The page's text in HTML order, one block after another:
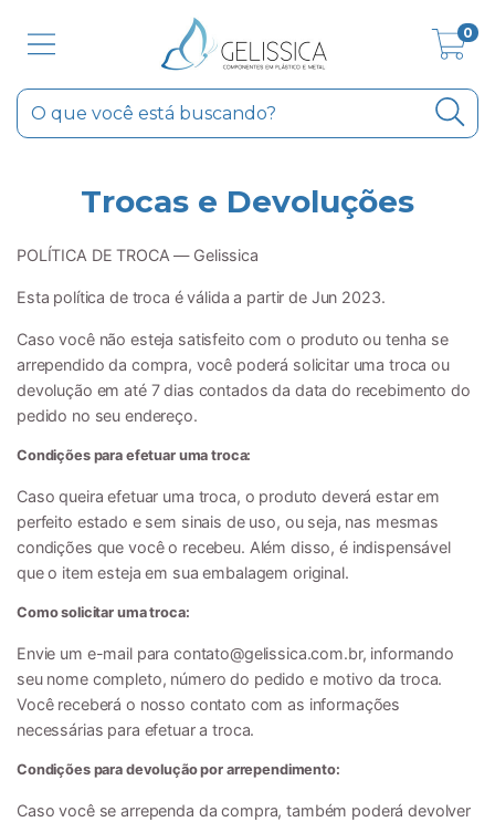
0
Trocas e Devoluções
POLÍTICA DE TROCA — Gelissica
Esta política de troca é válida a partir de Jun 2023.
Caso você não esteja satisfeito com o produto ou tenha se
arrependido da compra, você poderá solicitar uma troca ou
devolução em até 7 dias contados da data do recebimento do
pedido no seu endereço.
Condições para efetuar uma troca:
Caso queira efetuar uma troca, o produto deverá estar em
perfeito estado e sem sinais de uso, ou seja, nas mesmas
condições que você o recebeu. Além disso, é indispensável
que o item esteja em sua embalagem original.
Como solicitar uma troca:
Envie um e-mail para contato@gelissica.com.br, informando
seu nome completo, número do pedido e motivo da troca.
Você receberá o nosso contato com as informações
necessárias para efetuar a troca.
Condições para devolução por arrependimento:
Caso você se arrependa da compra, também poderá devolver